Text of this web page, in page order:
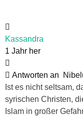
Kassandra
1 Jahr her
Antworten an
Ist es nicht seltsam,
syrischen Christen,
Islam in großer